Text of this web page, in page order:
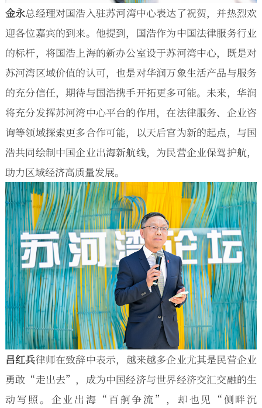
金永总经理对国浩入驻苏河湾中心表达了祝贺，并热烈欢
迎各位嘉宾的到来。他提到，国浩作为中国法律服务行业
的标杆，将国浩上海的新办公室设于苏河湾中心，既是对
苏河湾区域价值的认可，也是对华润万象生活产品与服务
的充分信任，期待与国浩携手开拓更多可能。未来，华润
将充分发挥苏河湾中心平台的作用，在法律服务、企业咨
询等领域探索更多合作可能，以天后宫为新的起点，与国
浩共同绘制中国企业出海新航线，为民营企业保驾护航，
助力区域经济高质量发展。
吕红兵律师在致辞中表示，越来越多企业尤其是民营企业
勇敢“走出去”，成为中国经济与世界经济交汇交融的生
动写照。企业出海“百舸争流”，却也见“侧畔沉